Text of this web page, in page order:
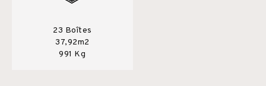
23 Boîtes
37,92m2
991 Kg